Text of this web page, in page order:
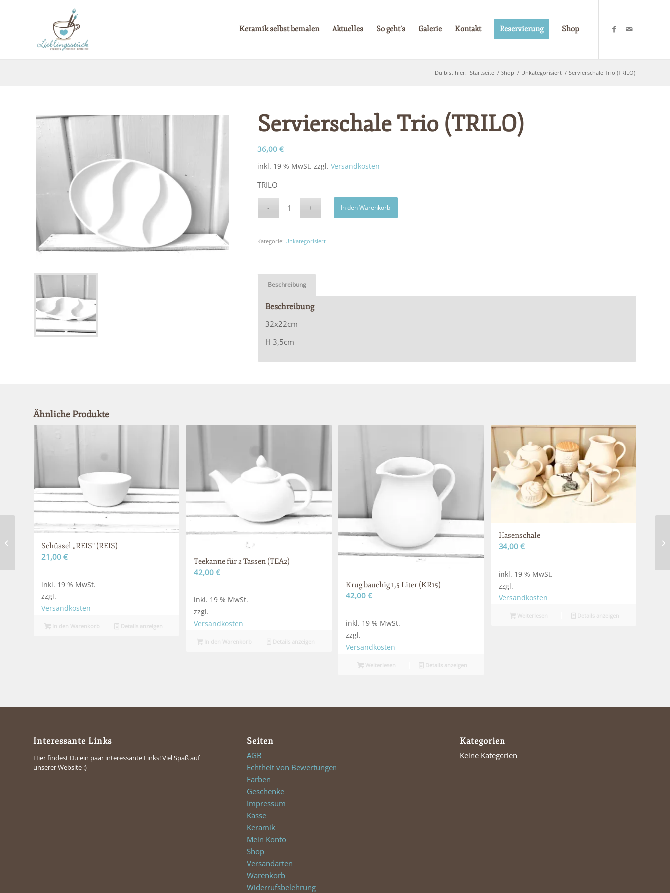
Keramik selbst bemalen Aktuelles So geht’s Galerie Kontakt Reservierung Shop
Du bist hier: Startseite / Shop / Unkategorisiert / Servierschale Trio (TRILO)
Servierschale Trio (TRILO)
36,00€
inkl. 19 % MwSt. zzgl.Versandkosten
TRILO
In den Warenkorb
Kategorie: Unkategorisiert
Beschreibung
Beschreibung
32x22cm
H 3,5cm
Ähnliche Produkte
Schüssel „REIS“ (REIS)
21,00 €
inkl. 19 % MwSt.
zzgl.
Versandkosten
In den Warenkorb Details anzeigen
Teekanne für 2 Tassen (TEA2)
42,00 €
inkl. 19 % MwSt.
zzgl.
Versandkosten
In den Warenkorb Details anzeigen
Krug bauchig 1,5 Liter (KR15)
42,00€
inkl. 19 % MwSt.
zzgl.
Versandkosten
Weiterlesen Details anzeigen
Hasenschale
34,00 €
inkl. 19 % MwSt.
zzgl.
Versandkosten
Weiterlesen Details anzeigen
Interessante Links
Hier findest Du ein paar interessante Links! Viel Spaß auf
unserer Website :)
Seiten
AGB
Echtheit von Bewertungen
Farben
Geschenke
Impressum
Kasse
Keramik
Mein Konto
Shop
Versandarten
Warenkorb
Widerrufsbelehrung
Kategorien
Keine Kategorien
Retro Dose XL (RDXL)